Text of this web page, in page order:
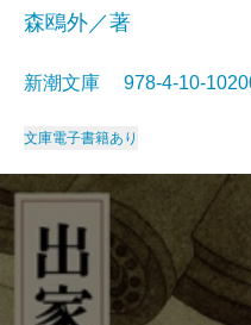
森鴎外／著
新潮文庫 978-4-10-
文庫電子書籍あり